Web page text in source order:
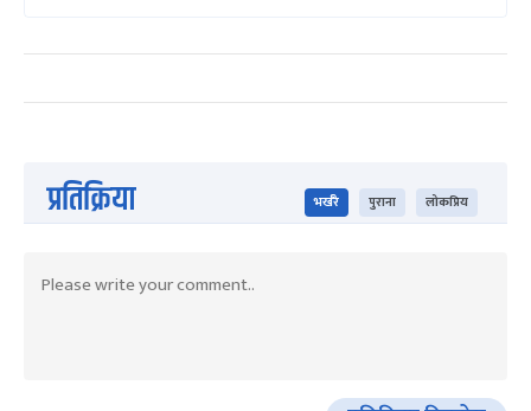
प्रतिक्रिया भर्खरै पुराना लोकप्रिय